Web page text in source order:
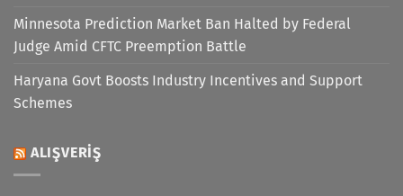
Minnesota Prediction Market Ban Halted by Federal
Judge Amid CFTC Preemption Battle
Haryana Govt Boosts Industry Incentives and Support
Schemes
ALIŞVERIŞ